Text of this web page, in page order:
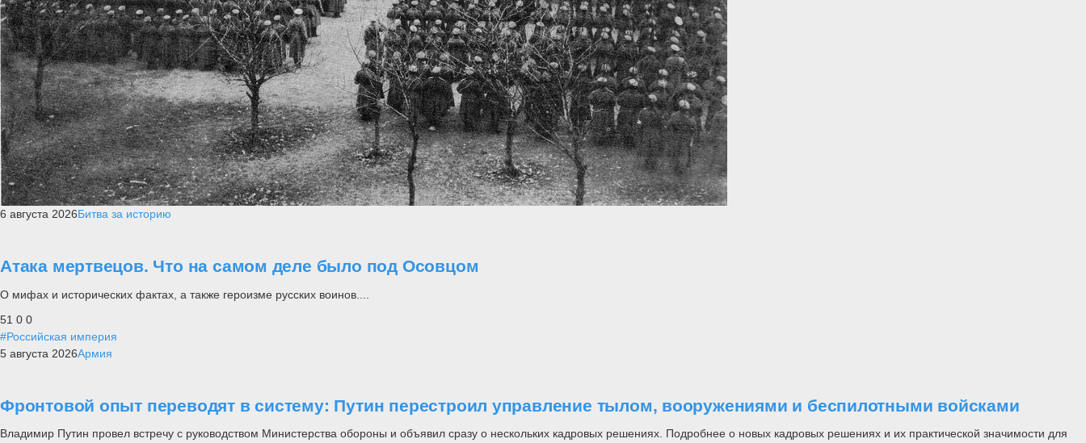
6 августа 2026Битва за историю
Атака мертвецов. Что на самом деле было под Осовцом
О мифах и исторических фактах, а также героизме русских воинов....
51 0 0
#Российская империя
5 августа 2026Армия
Фронтовой опыт переводят в систему: Путин перестроил управление тылом, вооружениями и беспилотными войсками
Владимир Путин провел встречу с руководством Министерства обороны и объявил сразу о нескольких кадровых решениях. Подробнее о новых кадровых решениях и их практической значимости для